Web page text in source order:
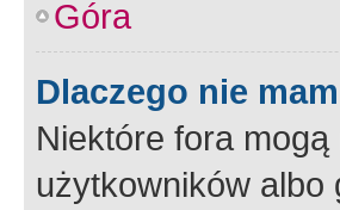
Góra
Dlaczego nie
Niektóre fora
użytkowników